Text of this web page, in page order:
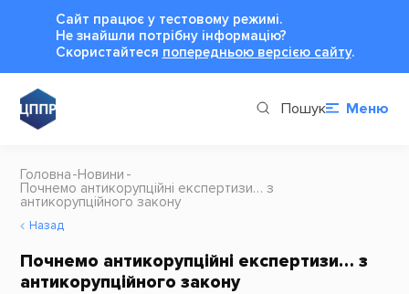
Сайт працює у тестовому режимі.
Не знайшли потрібну інформацію?
Cкористайтеся попередньою версією сайту.
Пошук Меню
Головна Новини
Почнемо антикорупційні експертизи… з
антикорупційного закону
Назад
Почнемо антикорупційні експертизи… з
антикорупційного закону